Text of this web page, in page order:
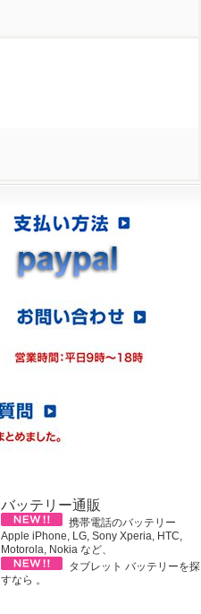
バッテリー通販
携帯電話のバッテリー
Apple iPhone, LG, Sony Xperia, HTC,
Motorola, Nokia など、
タブレット バッテリーを探
すなら 。